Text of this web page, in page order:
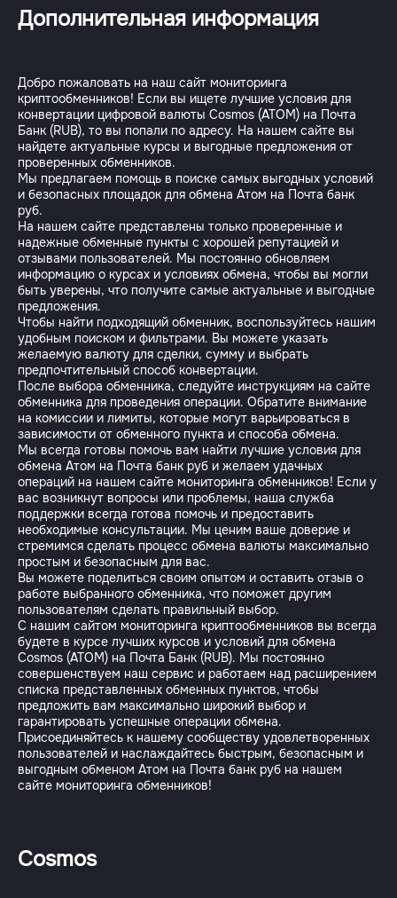
Дополнительная информация
Добро пожаловать на наш сайт мониторинга
криптообменников! Если вы ищете лучшие условия для
конвертации цифровой валюты Cosmos (ATOM) на Почта
Банк (RUB), то вы попали по адресу. На нашем сайте вы
найдете актуальные курсы и выгодные предложения от
проверенных обменников.
Мы предлагаем помощь в поиске самых выгодных условий
и безопасных площадок для обмена Атом на Почта банк
руб.
На нашем сайте представлены только проверенные и
надежные обменные пункты с хорошей репутацией и
отзывами пользователей. Мы постоянно обновляем
информацию о курсах и условиях обмена, чтобы вы могли
быть уверены, что получите самые актуальные и выгодные
предложения.
Чтобы найти подходящий обменник, воспользуйтесь нашим
удобным поиском и фильтрами. Вы можете указать
желаемую валюту для сделки, сумму и выбрать
предпочтительный способ конвертации.
После выбора обменника, следуйте инструкциям на сайте
обменника для проведения операции. Обратите внимание
на комиссии и лимиты, которые могут варьироваться в
зависимости от обменного пункта и способа обмена.
Мы всегда готовы помочь вам найти лучшие условия для
обмена Атом на Почта банк руб и желаем удачных
операций на нашем сайте мониторинга обменников! Если у
вас возникнут вопросы или проблемы, наша служба
поддержки всегда готова помочь и предоставить
необходимые консультации. Мы ценим ваше доверие и
стремимся сделать процесс обмена валюты максимально
простым и безопасным для вас.
Вы можете поделиться своим опытом и оставить отзыв о
работе выбранного обменника, что поможет другим
пользователям сделать правильный выбор.
С нашим сайтом мониторинга криптообменников вы всегда
будете в курсе лучших курсов и условий для обмена
Cosmos (ATOM) на Почта Банк (RUB). Мы постоянно
совершенствуем наш сервис и работаем над расширением
списка представленных обменных пунктов, чтобы
предложить вам максимально широкий выбор и
гарантировать успешные операции обмена.
Присоединяйтесь к нашему сообществу удовлетворенных
пользователей и наслаждайтесь быстрым, безопасным и
выгодным обменом Атом на Почта банк руб на нашем
Cosmos